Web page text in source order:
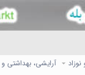
آرایشی، بهداشتی